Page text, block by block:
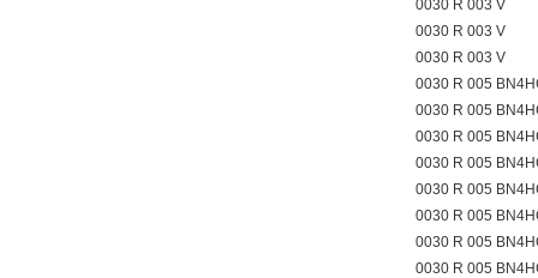
0030 R 003 V
0030 R 003 V
0030 R 003 V
0030 R 005
0030 R 005
0030 R 005
0030 R 005
0030 R 005
0030 R 005
0030 R 005
0030 R 005